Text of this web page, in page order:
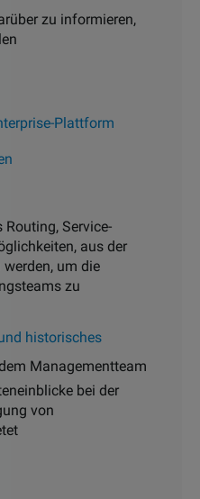
zu informieren,
Plattform
Service-
aus der
um die
zu
historisches
Managementteam
bei der
von